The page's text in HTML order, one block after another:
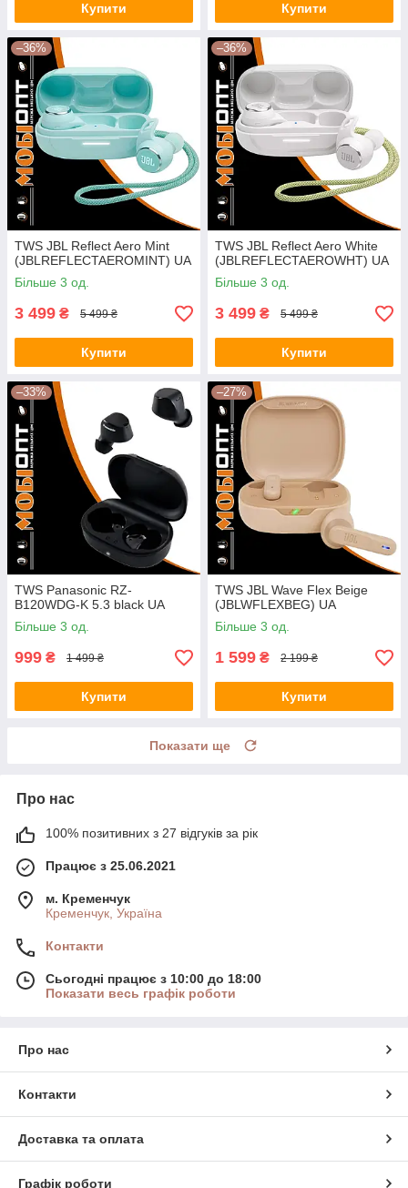
Купити Купити
–36%
TWS JBL Reflect Aero Mint
(JBLREFLECTAEROMINT) UA
Більше 3 од.
3 499 ₴ 5 499 ₴
Купити
–36%
TWS JBL Reflect Aero White
(JBLREFLECTAEROWHT) UA
Більше 3 од.
3 499 ₴ 5 499 ₴
Купити
–33%
TWS Panasonic RZ-
B120WDG-K 5.3 black UA
Більше 3 од.
999 ₴ 1 499 ₴
Купити
–27%
TWS JBL Wave Flex Beige
(JBLWFLEXBEG) UA
Більше 3 од.
1 599 ₴ 2 199 ₴
Купити
Показати ще
Про нас
100% позитивних з 27 відгуків за рік
Працює з 25.06.2021
м. Кременчук
Кременчук, Україна
Контакти
Сьогодні працює з 10:00 до 18:00
Показати весь графік роботи
Про нас
Контакти
Доставка та оплата
Графік роботи